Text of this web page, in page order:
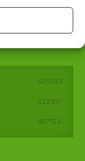
82125
525533
522317
457153